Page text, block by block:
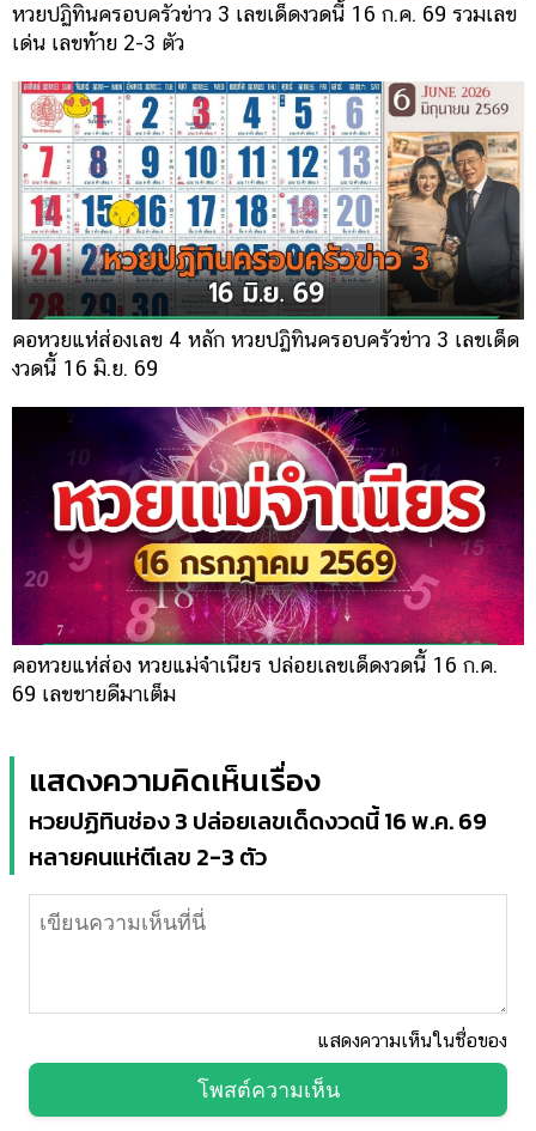
หวยปฏิทินครอบครัวข่าว 3 เลขเด็ดงวดนี้ 16 ก.ค. 69 รวมเลข
เด่น เลขท้าย 2-3 ตัว
คอหวยแห่ส่องเลข 4 หลัก หวยปฏิทินครอบครัวข่าว 3 เลขเด็ด
งวดนี้ 16 มิ.ย. 69
คอหวยแห่ส่อง หวยแม่จำเนียร ปล่อยเลขเด็ดงวดนี้ 16 ก.ค.
69 เลขขายดีมาเต็ม
แสดงความคิดเห็นเรื่อง
หวยปฏิทินช่อง 3 ปล่อยเลขเด็ดงวดนี้ 16 พ.ค. 69
หลายคนแห่ตีเลข 2-3 ตัว
แสดงความเห็นในชื่อของ
โพสต์ความเห็น